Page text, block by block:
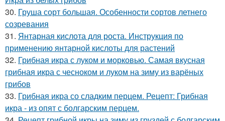
30. Груша сорт большая. Особенности сортов летнего
созревания
31. Янтарная кислота для роста. Инструкция по
применению янтарной кислоты для растений
32. Грибная икра с луком и морковью. Самая вкусная
грибная икра с чесноком и луком на зиму из варёных
грибов
33. Грибная икра со сладким перцем. Рецепт: Грибная
икра - из опят с болгарским перцем.